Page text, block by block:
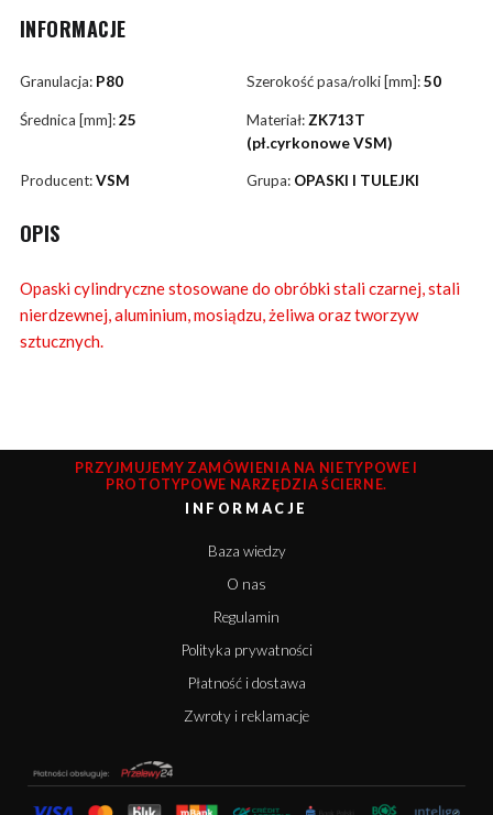
INFORMACJE
Granulacja: P80 Szerokość pasa/rolki [mm]:50
Średnica [mm]:25 Materiał: ZK713T
(pł.cyrkonowe VSM)
Producent:VSM Grupa: OPASKI I TULEJKI
OPIS
Opaski cylindryczne stosowane do obróbki stali czarnej, stali
nierdzewnej, aluminium, mosiądzu, żeliwa oraz tworzyw
sztucznych.
PRZYJMUJEMY ZAMÓWIENIA NA NIETYPOWE I
PROTOTYPOWE NARZĘDZIA ŚCIERNE.
INFORMACJE
Baza wiedzy
O nas
Regulamin
Polityka prywatności
Płatność i dostawa
Zwroty i reklamacje